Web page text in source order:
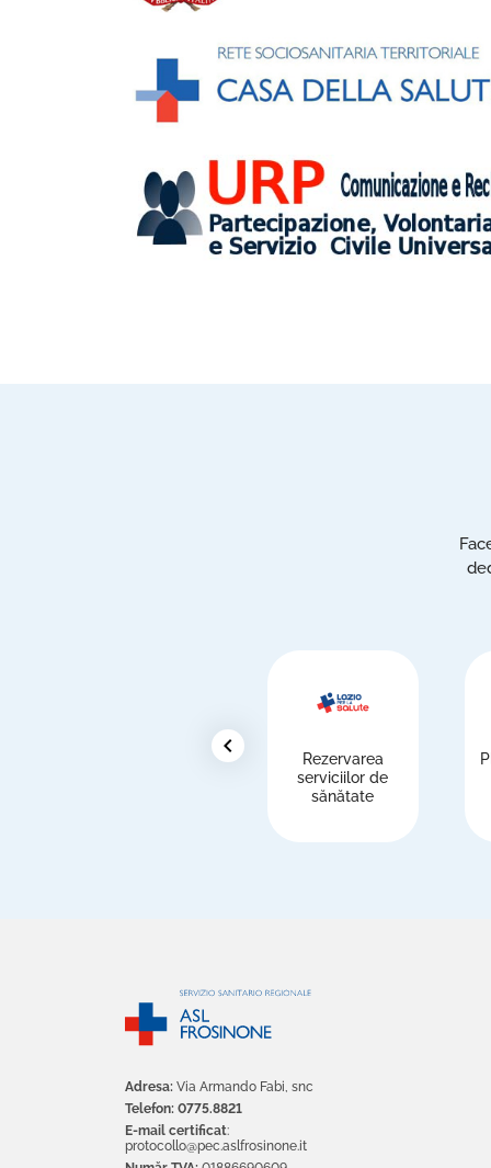
chevron_left
Rezervarea
serviciilor de
sănătate
Adresa: Via Armando Fabi, snc
Telefon: 0775.8821
E-mail certificat:
protocollo@pec.aslfrosinone.it